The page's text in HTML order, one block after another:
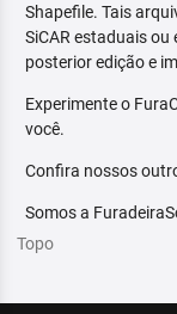
Shapefile. Tais
SiCAR estaduais
posterior edição e
Experimente o
você.
Confira nossos
Somos a
Topo